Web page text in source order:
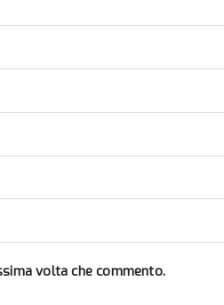
volta che commento.